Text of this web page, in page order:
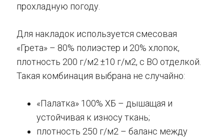
прохладную погоду.
Для накладок используется смесовая
«Грета» – 80% полиэстер и 20% хлопок,
плотность 200 г/м2 ±10 г/м2, с ВО отделкой.
Такая комбинация выбрана не случайно:
«Палатка» 100% ХБ – дышащая и
устойчивая к износу ткань;
плотность 250 г/м2 – баланс между